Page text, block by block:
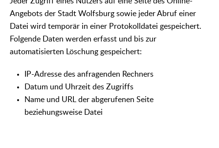
Angebots der Stadt Wolfsburg sowie jeder Abruf einer
Datei wird temporär in einer Protokolldatei gespeichert.
Folgende Daten werden erfasst und bis zur
automatisierten Löschung gespeichert:
IP-Adresse des anfragenden Rechners
Datum und Uhrzeit des Zugriffs
Name und URL der abgerufenen Seite
beziehungsweise Datei